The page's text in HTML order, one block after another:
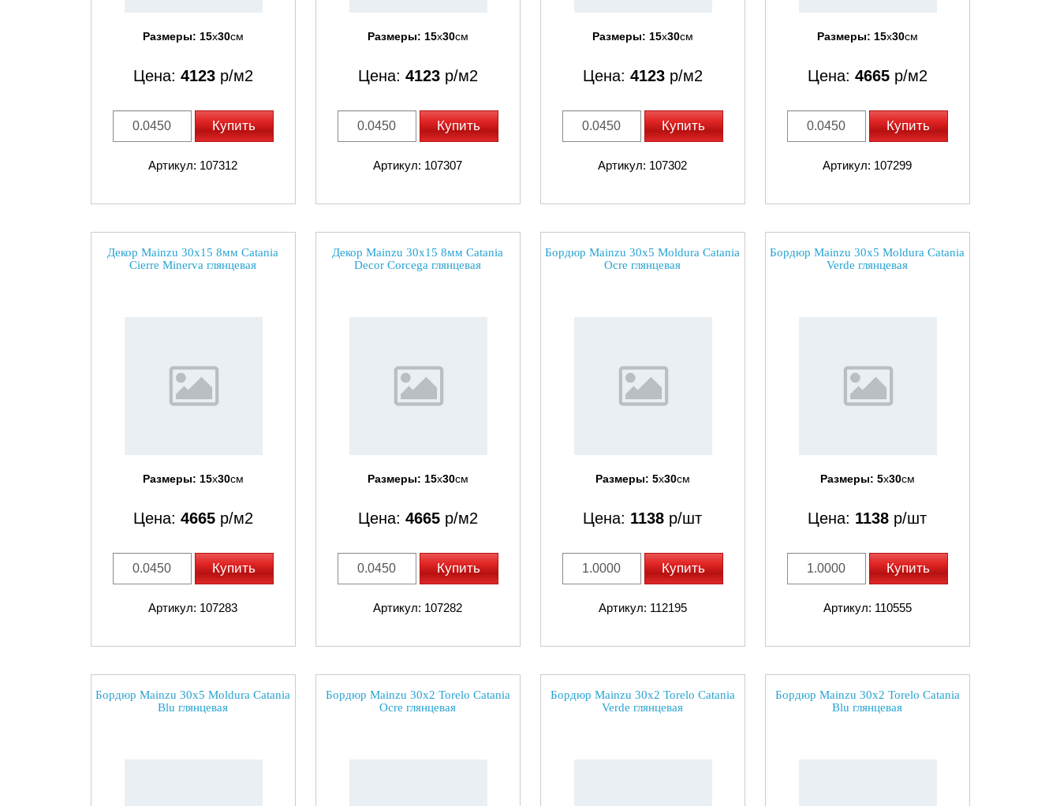
Размеры: 15x30см
Цена: 4123р/м2
Купить
Артикул: 107312
Размеры: 15x30см
Цена: 4123р/м2
Купить
Артикул: 107307
Размеры: 15x30см
Цена: 4123р/м2
Купить
Артикул: 107302
Размеры: 15x30см
Цена: 4665р/м2
Купить
Артикул: 107299
Декор Mainzu 30x15 8мм Catania
Cierre Minerva глянцевая
Размеры: 15x30см
Цена: 4665р/м2
Купить
Артикул: 107283
Декор Mainzu 30x15 8мм Catania
Decor Corcega глянцевая
Размеры: 15x30см
Цена: 4665р/м2
Купить
Артикул: 107282
Бордюр Mainzu 30x5 Moldura Catania
Ocre глянцевая
Размеры: 5x30см
Цена: 1138 р/шт
Купить
Артикул: 112195
Бордюр Mainzu 30x5 Moldura Catania
Verde глянцевая
Размеры: 5x30см
Цена: 1138 р/шт
Купить
Артикул: 110555
Бордюр Mainzu 30x5 Moldura Catania
Blu глянцевая
Бордюр Mainzu 30x2 Torelo Catania
Ocre глянцевая
Бордюр Mainzu 30x2 Torelo Catania
Verde глянцевая
Бордюр Mainzu 30x2 Torelo Catania
Blu глянцевая